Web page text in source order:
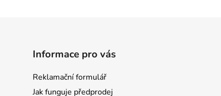
Informace pro vás
Reklamační formulář
Jak funguje předprodej